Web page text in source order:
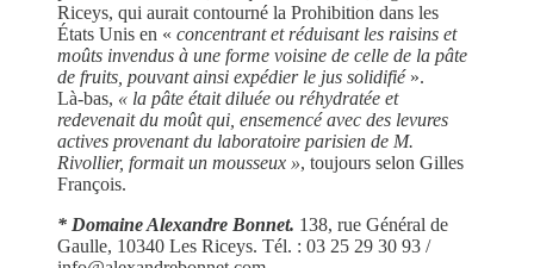
Riceys, qui aurait contourné la Prohibition dans les
États Unis en « concentrant et réduisant les raisins et
moûts invendus à une forme voisine de celle de la pâte
de fruits, pouvant ainsi expédier le jus solidifié ».
Là-bas, « la pâte était diluée ou réhydratée et
redevenait du moût qui, ensemencé avec des levures
actives provenant du laboratoire parisien de M.
Rivollier, formait un mousseux », toujours selon Gilles
François.
* Domaine Alexandre Bonnet. 138, rue Général de
Gaulle, 10340 Les Riceys. Tél. : 03 25 29 30 93 /